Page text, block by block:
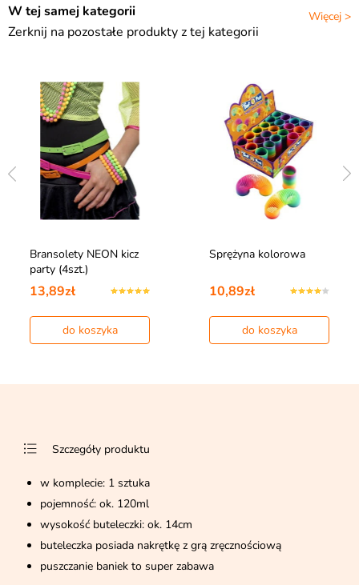
Więcej >
W tej samej kategorii
Zerknij na pozostałe produkty z tej kategorii
Bransolety NEON kicz
party (4szt.)
13,89zł
do koszyka
Sprężyna kolorowa
10,89zł
do koszyka
Szczegóły produktu
w komplecie: 1 sztuka
pojemność: ok. 120ml
wysokość buteleczki: ok. 14cm
buteleczka posiada nakrętkę z grą zręcznościową
puszczanie baniek to super zabawa